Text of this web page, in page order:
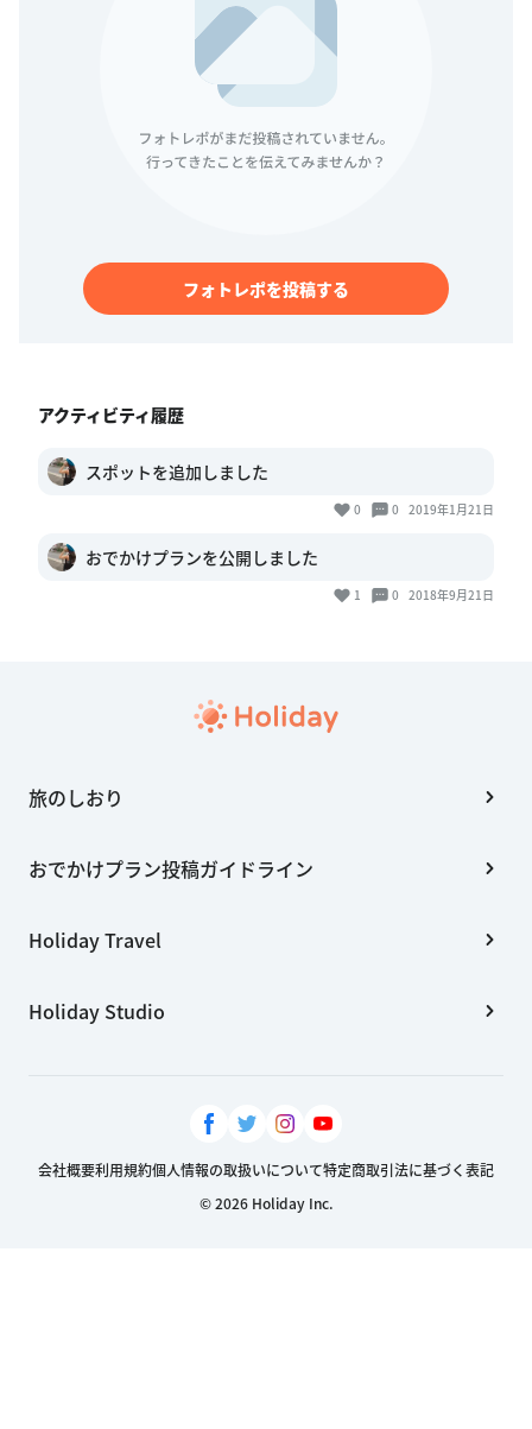
フォトレポを投稿する
アクティビティ履歴
スポットを追加しました
0 0 2019年1月21日
おでかけプランを公開しました
1 0 2018年9月21日
旅のしおり
おでかけプラン投稿ガイドライン
Holiday Travel
Holiday Studio
会社概要利用規約個人情報の取扱いについて特定商取引法に基づく表記
© 2026 Holiday Inc.